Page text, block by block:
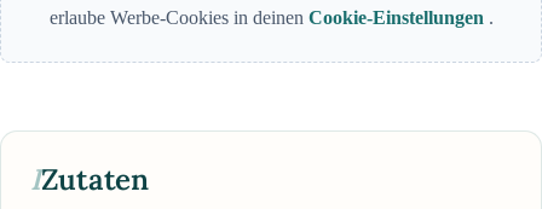
erlaube Werbe-Cookies in deinen Cookie-Einstellungen .
IZutaten